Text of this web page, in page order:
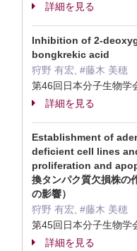
詳細を見る
Inhibition of 2-
bongkrekic acid
狩野 有宏, #藤木 美穂
第46回日本分子生物学
詳細を見る
Establishment of
deficient cell lines
proliferation and
換タンパク質欠損株の
の影響）
狩野 有宏, #藤木 美穂
第45回日本分子生物学
詳細を見る